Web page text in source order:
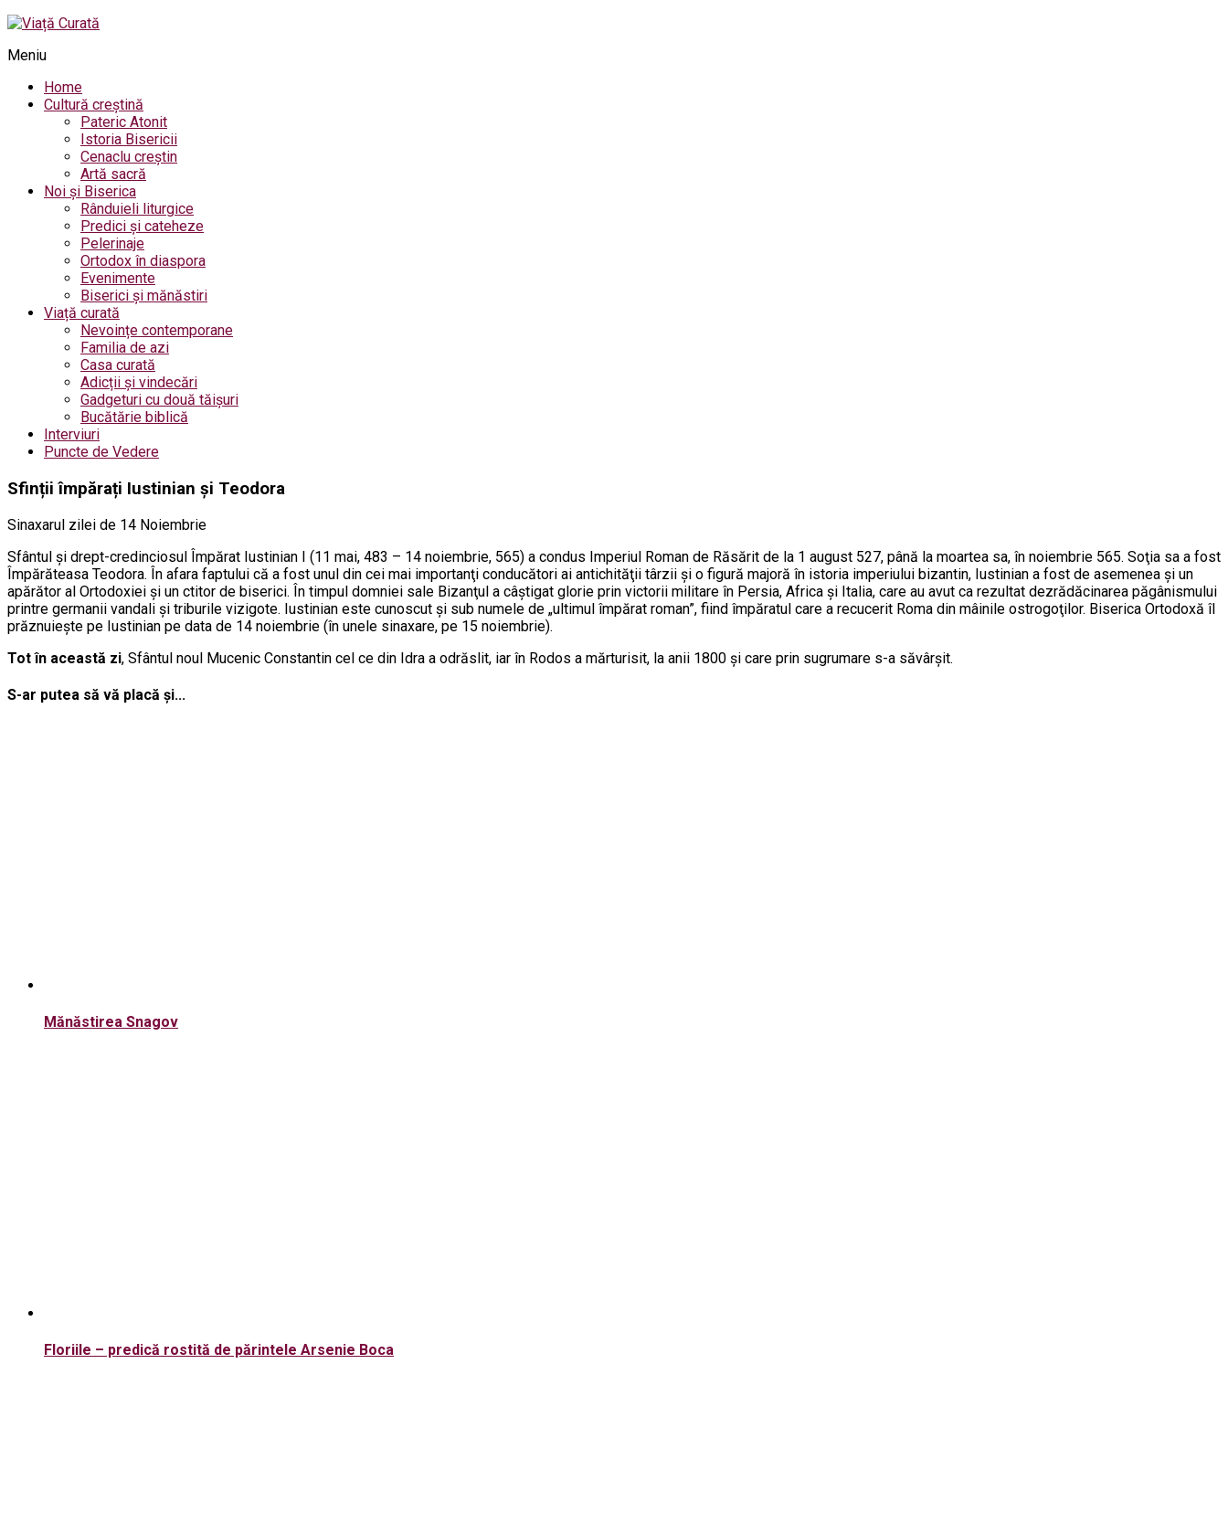
Meniu
Home
Cultură creștină
Pateric Atonit
Istoria Bisericii
Cenaclu creștin
Artă sacră
Noi și Biserica
Rânduieli liturgice
Predici și cateheze
Pelerinaje
Ortodox în diaspora
Evenimente
Biserici și mănăstiri
Viață curată
Nevoințe contemporane
Familia de azi
Casa curată
Adicții și vindecări
Gadgeturi cu două tăișuri
Bucătărie biblică
Interviuri
Puncte de Vedere
Sfinții împărați Iustinian și Teodora
Sinaxarul zilei de 14 Noiembrie
Sfântul şi drept-credinciosul Împărat Iustinian I (11 mai, 483 – 14 noiembrie, 565) a condus Imperiul Roman de Răsărit de la 1 august 527, până la moartea sa, în noiembrie 565. Soţia sa a fost
Împărăteasa Teodora. În afara faptului că a fost unul din cei mai importanţi conducători ai antichităţii târzii şi o figură majoră în istoria imperiului bizantin, Iustinian a fost de asemenea şi un
apărător al Ortodoxiei şi un ctitor de biserici. În timpul domniei sale Bizanţul a câştigat glorie prin victorii militare în Persia, Africa şi Italia, care au avut ca rezultat dezrădăcinarea păgânismului
printre germanii vandali şi triburile vizigote. Iustinian este cunoscut şi sub numele de „ultimul împărat roman”, fiind împăratul care a recucerit Roma din mâinile ostrogoţilor. Biserica Ortodoxă îl
prăznuieşte pe Iustinian pe data de 14 noiembrie (în unele sinaxare, pe 15 noiembrie).
Tot în această zi, Sfântul noul Mucenic Constantin cel ce din Idra a odrăslit, iar în Rodos a mărturisit, la anii 1800 şi care prin sugrumare s-a săvârşit.
S-ar putea să vă placă și...
Mănăstirea Snagov
Floriile – predică rostită de părintele Arsenie Boca